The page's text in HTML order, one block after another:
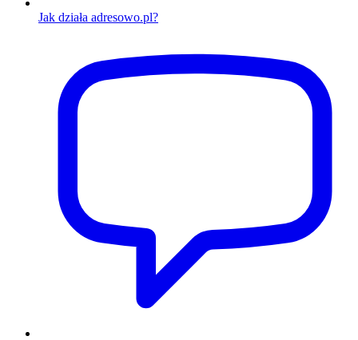
Jak działa adresowo.pl?